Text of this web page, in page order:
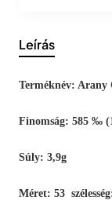
Leírás
Terméknév: Arany
Finomság: 585 ‰
Súly: 3,9g
Méret: 53